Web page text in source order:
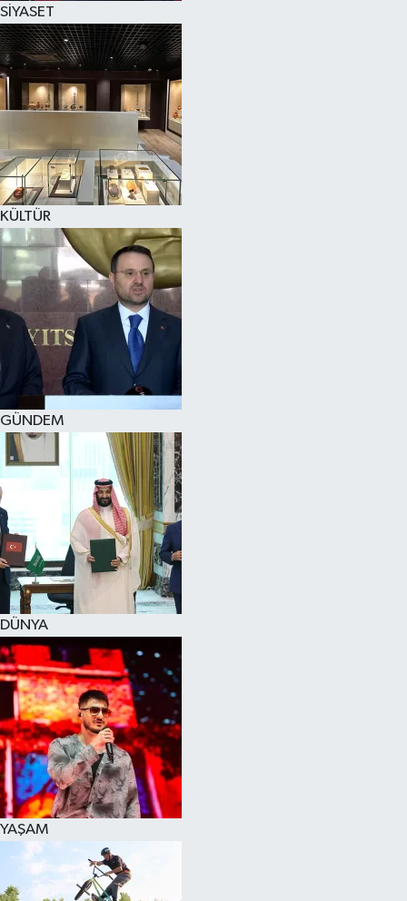
SİYASET
KÜLTÜR
GÜNDEM
DÜNYA
YAŞAM
SPOR
KÜLTÜR SANAT
FRAGMANLAR